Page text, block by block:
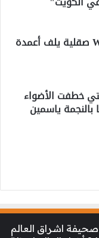
Watch: Mount etna in صقلية يلف أعمدة
خطفت الأضواء
بالنجمة ياسمين
صحيفة اشراق العالم